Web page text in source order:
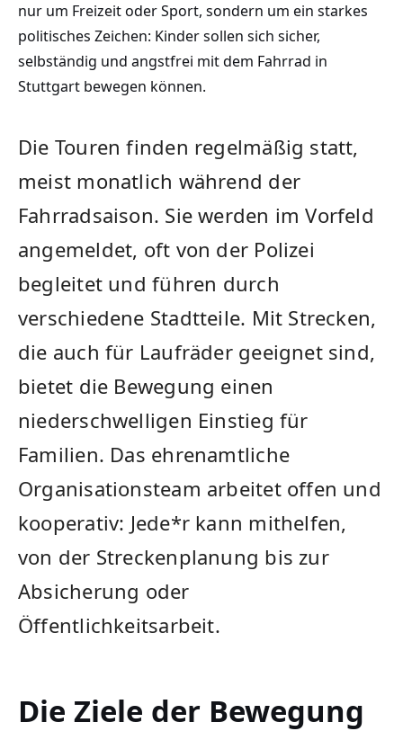
nur um Freizeit oder Sport, sondern um ein starkes
politisches Zeichen: Kinder sollen sich sicher,
selbständig und angstfrei mit dem Fahrrad in
Stuttgart bewegen können.
Die Touren finden regelmäßig statt,
meist monatlich während der
Fahrradsaison. Sie werden im Vorfeld
angemeldet, oft von der Polizei
begleitet und führen durch
verschiedene Stadtteile. Mit Strecken,
die auch für Laufräder geeignet sind,
bietet die Bewegung einen
niederschwelligen Einstieg für
Familien. Das ehrenamtliche
Organisationsteam arbeitet offen und
kooperativ: Jede*r kann mithelfen,
von der Streckenplanung bis zur
Absicherung oder
Öffentlichkeitsarbeit.
Die Ziele der Bewegung